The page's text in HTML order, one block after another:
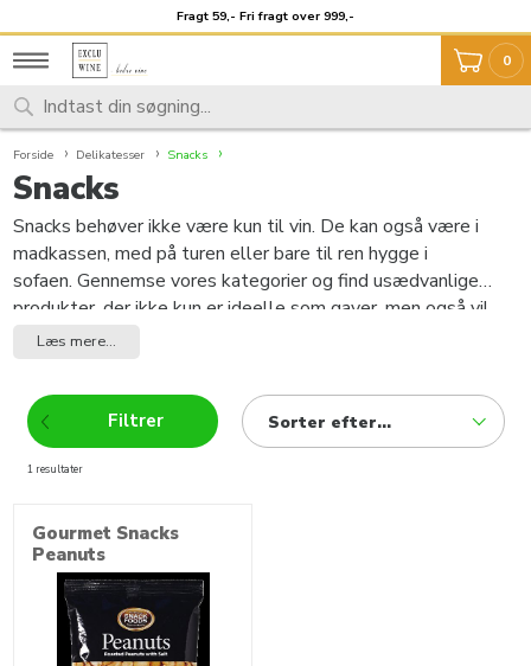
Unikt udvalg
Fragt 59,- Fri fragt over 999,-
0
Forside Delikatesser Snacks
Snacks
Snacks behøver ikke være kun til vin. De kan også være i
madkassen, med på turen eller bare til ren hygge i
sofaen. Gennemse vores kategorier og find usædvanlige
produkter, der ikke kun er ideelle som gaver, men også vil
opfordre dig til at eksperimentere selv. Snacks til
alene-hygge.
Læs mere...
Filtrer Sorter efter...
1 resultater
Gourmet Snacks
Peanuts